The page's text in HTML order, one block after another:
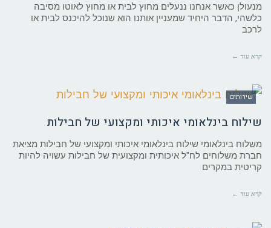
מנעולן כאשר אנחנו ננעלים מחוץ לבית או מחוץ לאוטו מסיבה
כלשהי, הדבר היחיד שמעניין אותנו הוא שנוכל להיכנס לבית או
לרכב
קרא עוד ←
שירותים
שילוח בינלאומי איכותי ומקצועי של חבילות
משלוח בינלאומי שילוח בינלאומי איכותי ומקצועי של חבילות מציאת
חברת משלוחים לח"ל איכותית ומקצועית של חבילות עשויה להיות
קריטית במקרים
קרא עוד ←